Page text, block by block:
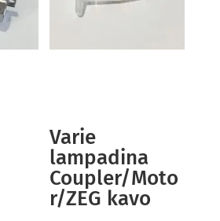
Varie
lampadina
Coupler/Moto
r/ZEG kavo